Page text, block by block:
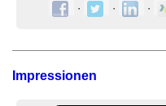
·
· ·
Impressionen